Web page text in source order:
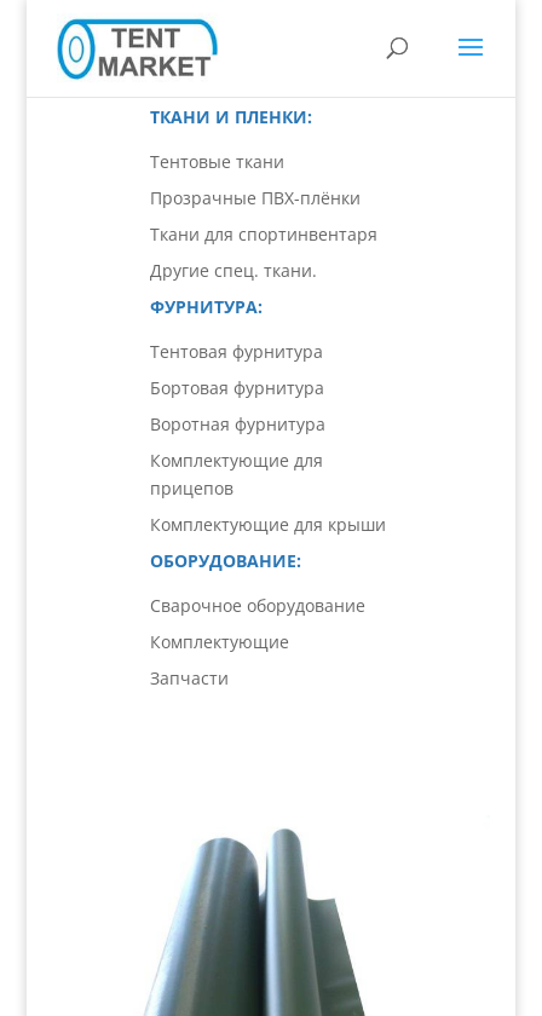
ТКАНИ И ПЛЕНКИ:
Тентовые ткани
Прозрачные ПВХ-плёнки
Ткани для спортинвентаря
Другие спец. ткани.
ФУРНИТУРА:
Тентовая фурнитура
Бортовая фурнитура
Воротная фурнитура
Комплектующие для
прицепов
Комплектующие для крыши
ОБОРУДОВАНИЕ:
Сварочное оборудование
Комплектующие
Запчасти